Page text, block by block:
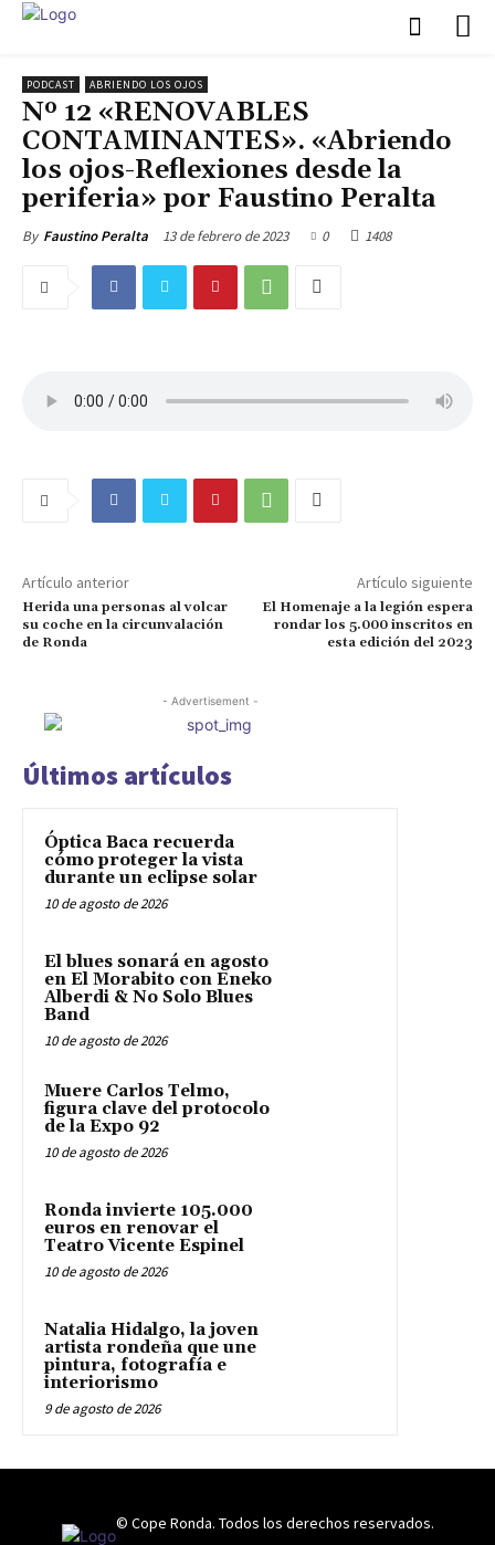
PODCAST ABRIENDO LOS OJOS
Nº 12 «RENOVABLES
CONTAMINANTES». «Abriendo
los ojos-Reflexiones desde la
periferia» por Faustino Peralta
By Faustino Peralta 13 de febrero de 2023 0 1408
Artículo anterior
Herida una personas al volcar
su coche en la circunvalación
de Ronda
Artículo siguiente
El Homenaje a la legión espera
rondar los 5.000 inscritos en
esta edición del 2023
- Advertisement -
Últimos artículos
Óptica Baca recuerda
cómo proteger la vista
durante un eclipse solar
10 de agosto de 2026
El blues sonará en agosto
en El Morabito con Eneko
Alberdi & No Solo Blues
Band
10 de agosto de 2026
Muere Carlos Telmo,
figura clave del protocolo
de la Expo 92
10 de agosto de 2026
Ronda invierte 105.000
euros en renovar el
Teatro Vicente Espinel
10 de agosto de 2026
Natalia Hidalgo, la joven
artista rondeña que une
pintura, fotografía e
interiorismo
9 de agosto de 2026
© Cope Ronda. Todos los derechos reservados.